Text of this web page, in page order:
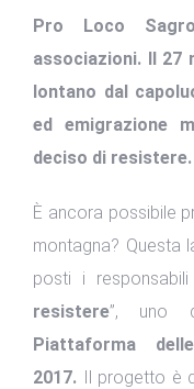
Pro Loco
associazioni. Il 27
lontano dal
ed emigrazione
deciso di resistere.
È ancora possibile
montagna? Questa
posti i
resistere”, uno
Piattaforma
2017. Il progetto è